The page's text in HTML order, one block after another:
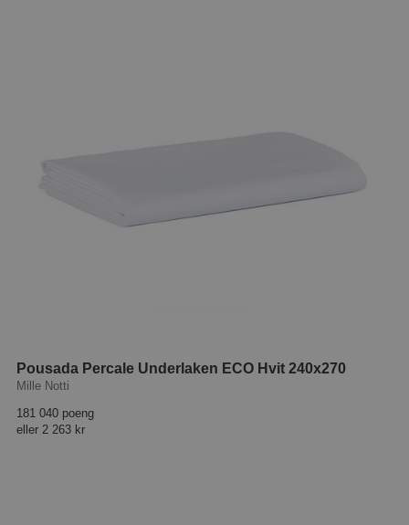
Pousada Percale Underlaken ECO Hvit 240x270
Mille Notti
181 040 poeng
eller 2 263 kr